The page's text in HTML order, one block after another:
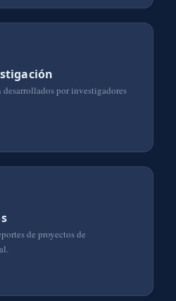
por investigadores
de proyectos de